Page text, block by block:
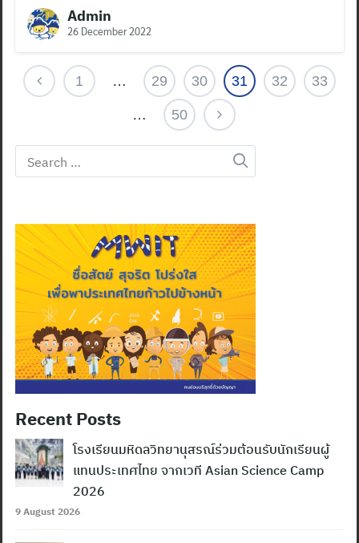
Admin
26 December 2022
1 … 29 30 31 32 33
… 50
Search
for:
Recent Posts
โรงเรียนมหิดลวิทยานุสรณ์ร่วมต้อนรับนักเรียนผู้
แทนประเทศไทย จากเวที Asian Science Camp
2026
9 August 2026